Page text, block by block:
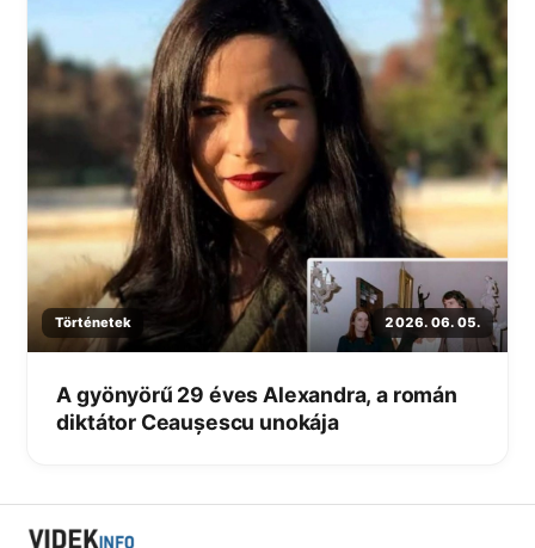
Történetek 2026. 06. 05.
A gyönyörű 29 éves Alexandra, a román
diktátor Ceaușescu unokája